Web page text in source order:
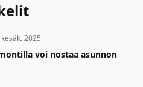
2025
voi nostaa asunnon